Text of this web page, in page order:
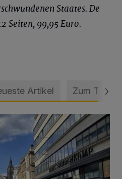
Staates. De
Seiten, 99,95 Euro.
Artikel Zum Thema